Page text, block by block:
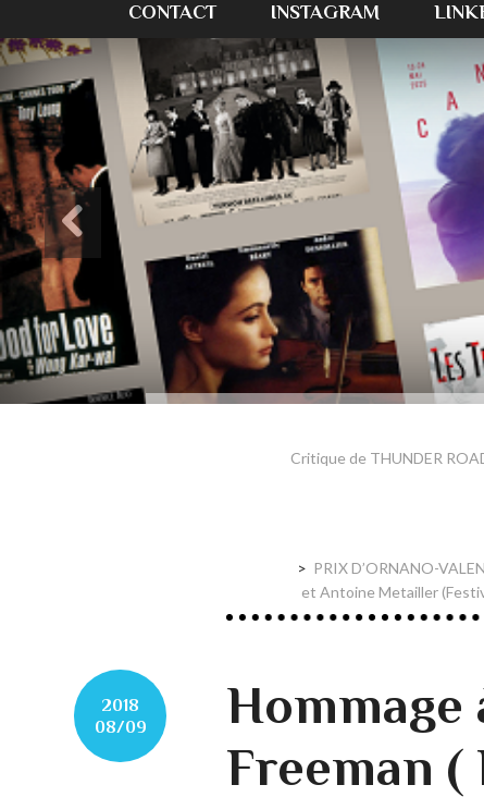
CONTACT INSTAGRAM
Critique de THUNDER
PRIX D’ORNANO-
et Antoine Metailler
2018
08/09
Hommage
Freeman (